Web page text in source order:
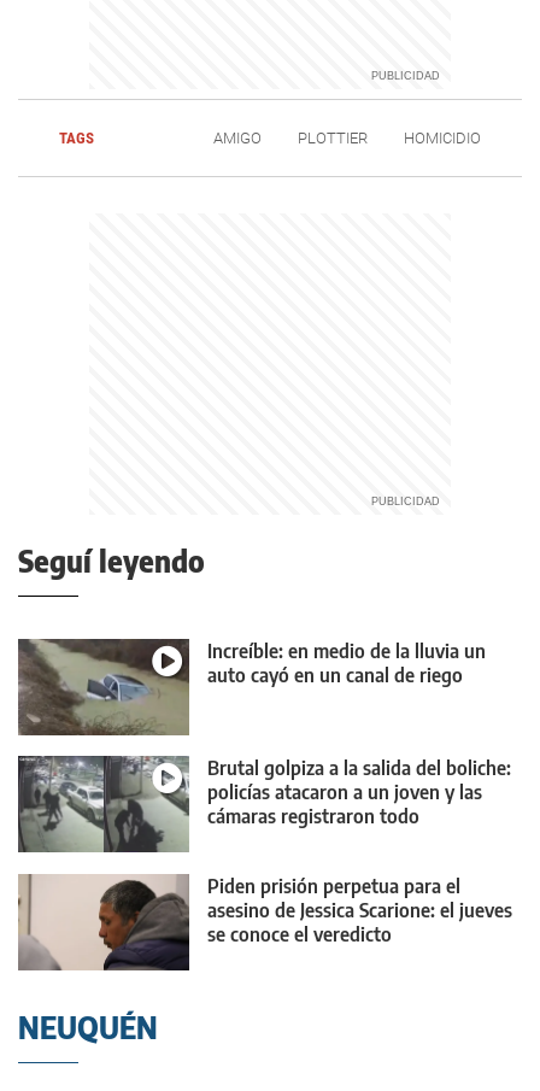
TAGS AMIGO PLOTTIER HOMICIDIO
Seguí leyendo
Increíble: en medio de la lluvia un
auto cayó en un canal de riego
Brutal golpiza a la salida del boliche:
policías atacaron a un joven y las
cámaras registraron todo
Piden prisión perpetua para el
asesino de Jessica Scarione: el jueves
se conoce el veredicto
NEUQUÉN